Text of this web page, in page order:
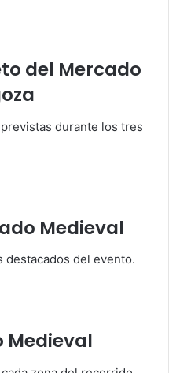
del Mercado
durante los tres
Medieval
destacados del evento.
Medieval